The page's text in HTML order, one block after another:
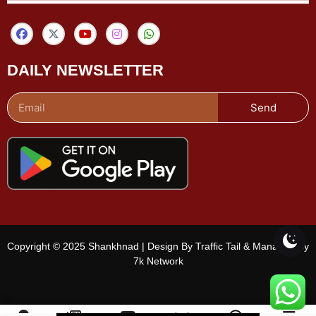
DAILY NEWSLETTER
Send
Copyright © 2025 Shankhnad | Design By Traffic Tail & Managed By
7k Network